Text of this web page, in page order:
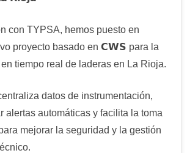
con TYPSA, hemos puesto en
proyecto basado en 𝗖𝗪𝗦 para la
tiempo real de laderas en La Rioja.
datos de instrumentación,
alertas automáticas y facilita la toma
mejorar la seguridad y la gestión